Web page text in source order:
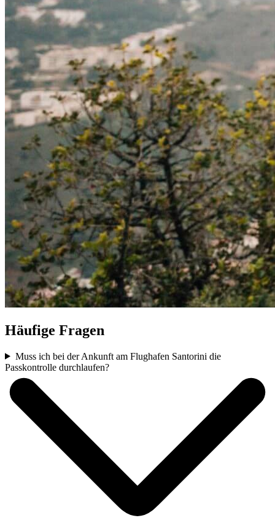
Häufige Fragen
Muss ich bei der Ankunft am Flughafen Santorini die
Passkontrolle durchlaufen?